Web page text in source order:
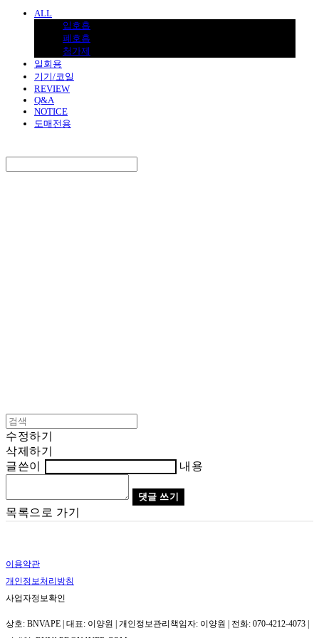
ALL
입호흡
폐호흡
첨가제
일회용
기기/코일
REVIEW
Q&A
NOTICE
도매전용
수정하기
삭제하기
글쓴이
내용
댓글 쓰기
목록으로 가기
이용약관
개인정보처리방침
사업자정보확인
상호: BNVAPE | 대표: 이양원 | 개인정보관리책임자: 이양원 | 전화: 070-4212-4073 |